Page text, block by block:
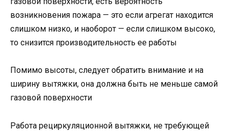
возникновения пожара — это если агрегат находится
слишком низко, и наоборот — если слишком высоко,
то снизится производительность ее работы
Помимо высоты, следует обратить внимание и на
ширину вытяжки, она должна быть не меньше самой
газовой поверхности
Работа рециркуляционной вытяжки, не требующей